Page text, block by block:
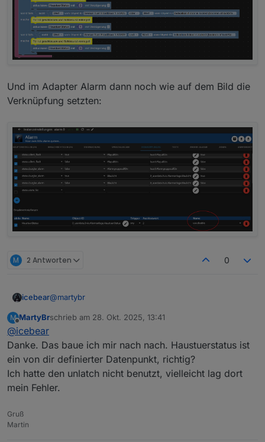
Und im Adapter Alarm dann noch wie auf dem Bild die
Verknüpfung setzten:
M 2 Antworten 0
icebear@martybr
Also ich mach das bei mir über ein Blockly und dem
Eingesetzt ist hierbei ein Nuki und ein Door-Sensor
von Homematic IP. Die States für das Nuki kommen
vom nuki-extended-Adapter und vom hm-rpc Adapter.
Erstmal das Blockly für den Haustür-Status:
M
Offline
MartyBrschrieb am 28. Okt. 2025, 13:41
zuletzt editiert von
@icebear
Danke. Das baue ich mir nach nach. Haustuerstatus ist
ein von dir definierter Datenpunkt, richtig?
Ich hatte den unlatch nicht benutzt, vielleicht lag dort
mein Fehler.
Gruß
Martin